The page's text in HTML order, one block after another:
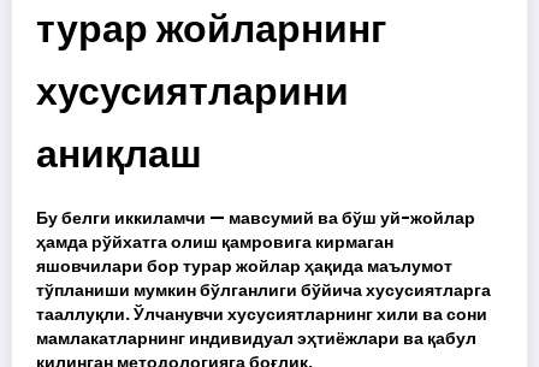
турар жойларнинг
хусусиятларини
аниқлаш
Бу белги иккиламчи — мавсумий ва бўш уй-жойлар
ҳамда рўйхатга олиш қамровига кирмаган
яшовчилари бор турар жойлар ҳақида маълумот
тўпланиши мумкин бўлганлиги бўйича хусусиятларга
тааллуқли. Ўлчанувчи хусусиятларнинг хили ва сони
мамлакатларнинг индивидуал эҳтиёжлари ва қабул